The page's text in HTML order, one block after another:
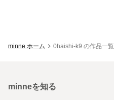
minne ホーム 0haishi-k9 の作品一覧
minneを知る